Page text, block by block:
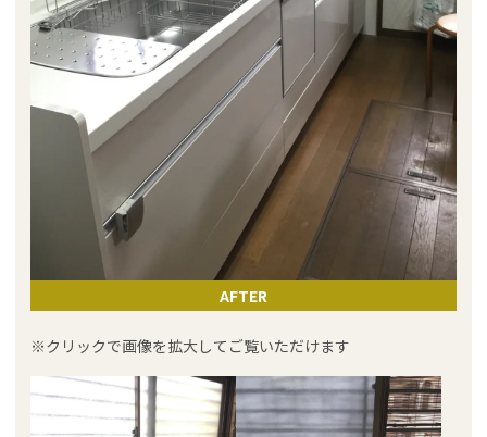
AFTER
※クリックで画像を拡大してご覧いただけます